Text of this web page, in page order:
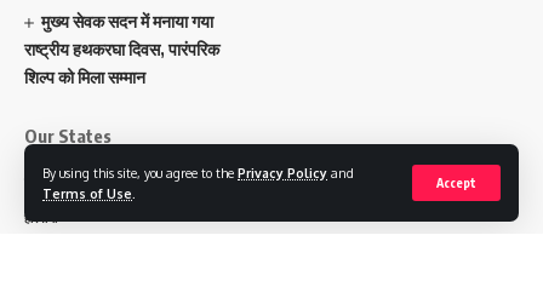
By using this site, you agree to the Privacy Policy and
Terms of Use
Accept
मुख्य सेवक सदन में मनाया गया
राष्ट्रीय हथकरघा दिवस, पारंपरिक
शिल्प को मिला सम्मान
Our States
पंजाब
हरियाणा